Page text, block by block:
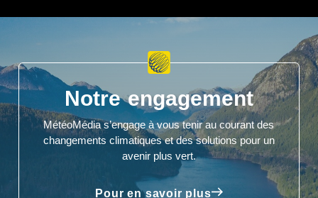
Notre engagement
MétéoMédia s’engage à vous tenir au courant des
changements climatiques et des solutions pour un
avenir plus vert.
Pour en savoir plus